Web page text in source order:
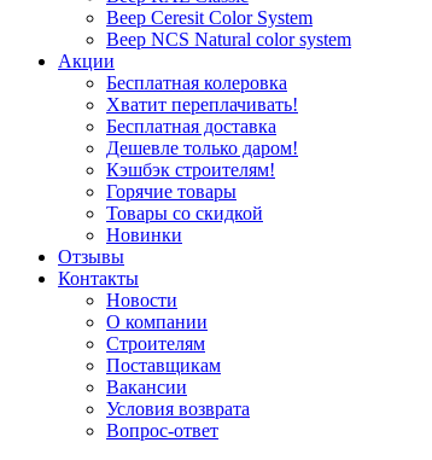
Веер Ceresit Color System
Веер NCS Natural color system
Акции
Бесплатная колеровка
Хватит переплачивать!
Бесплатная доставка
Дешевле только даром!
Кэшбэк строителям!
Горячие товары
Товары со скидкой
Новинки
Отзывы
Контакты
Новости
О компании
Строителям
Поставщикам
Вакансии
Условия возврата
Вопрос-ответ